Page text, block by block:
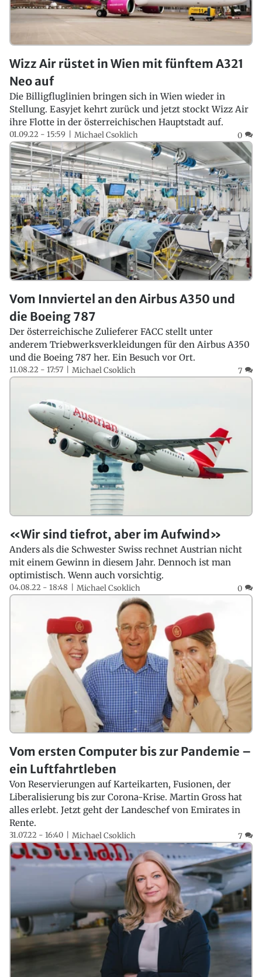
Wizz Air rüstet in Wien mit fünftem A321
Neo auf
Die Billigfluglinien bringen sich in Wien wieder in
Stellung. Easyjet kehrt zurück und jetzt stockt Wizz Air
ihre Flotte in der österreichischen Hauptstadt auf.
01.09.22 - 15:59 Michael Csoklich 0
Vom Innviertel an den Airbus A350 und
die Boeing 787
Der österreichische Zulieferer FACC stellt unter
anderem Triebwerksverkleidungen für den Airbus A350
und die Boeing 787 her. Ein Besuch vor Ort.
11.08.22 - 17:57 Michael Csoklich 7
«Wir sind tiefrot, aber im Aufwind»
Anders als die Schwester Swiss rechnet Austrian nicht
mit einem Gewinn in diesem Jahr. Dennoch ist man
optimistisch. Wenn auch vorsichtig.
04.08.22 - 18:48 Michael Csoklich 0
Vom ersten Computer bis zur Pandemie –
ein Luftfahrtleben
Von Reservierungen auf Karteikarten, Fusionen, der
Liberalisierung bis zur Corona-Krise. Martin Gross hat
alles erlebt. Jetzt geht der Landeschef von Emirates in
Rente.
31.07.22 - 16:40 Michael Csoklich 7